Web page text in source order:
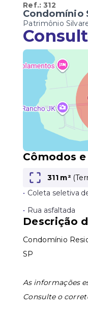
Ref.:312
Condomínio
Patrimônio
Cômodos
311 m² (
• Coleta seletiva
• Rua asfaltada
Descrição
Condomínio
SP
As informações
Consulte o